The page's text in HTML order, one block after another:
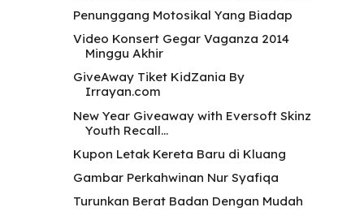
Penunggang Motosikal Yang Biadap
Video Konsert Gegar Vaganza 2014
Minggu Akhir
GiveAway Tiket KidZania By
Irrayan.com
New Year Giveaway with Eversoft Skinz
Youth Recall...
Kupon Letak Kereta Baru di Kluang
Gambar Perkahwinan Nur Syafiqa
Turunkan Berat Badan Dengan Mudah